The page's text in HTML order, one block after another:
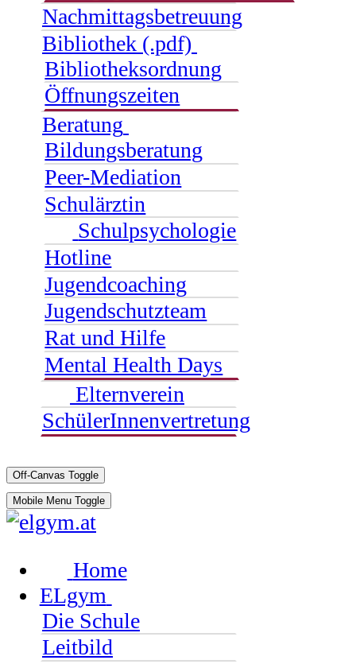
Nachmittagsbetreuung
Bibliothek (.pdf)
Bibliotheksordnung
Öffnungszeiten
Beratung
Bildungsberatung
Peer-Mediation
Schulärztin
Schulpsychologie
Hotline
Jugendcoaching
Jugendschutzteam
Rat und Hilfe
Mental Health Days
Elternverein
SchülerInnenvertretung
Off-Canvas Toggle
Mobile Menu Toggle
Home
ELgym
Die Schule
Leitbild